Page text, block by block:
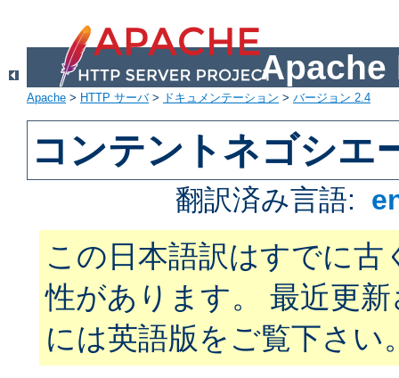
Apache
Apache > HTTP サーバ> ドキュメンテーション > バージョン 2.4
コンテントネゴシエ
翻訳済み言語:
この日本語訳はすでに古
性があります。 最近更
には英語版をご覧下さい